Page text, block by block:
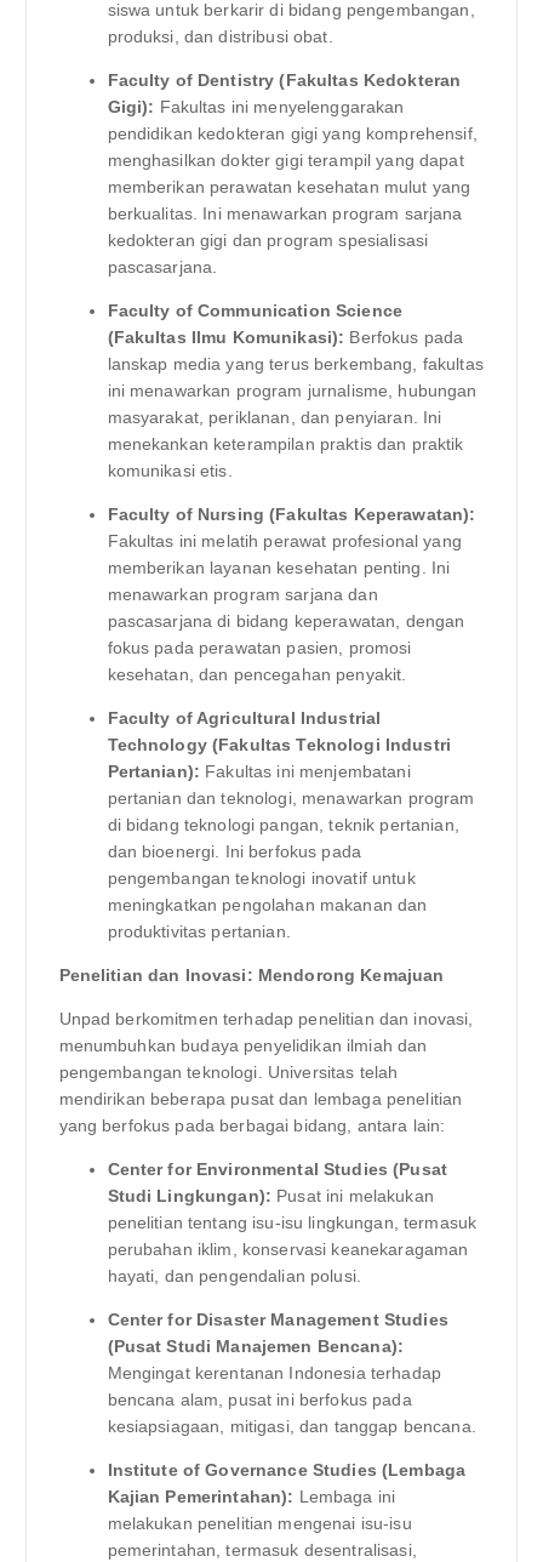
siswa untuk berkarir di bidang pengembangan,
produksi, dan distribusi obat.
Faculty of Dentistry (Fakultas Kedokteran
Gigi): Fakultas ini menyelenggarakan
pendidikan kedokteran gigi yang komprehensif,
menghasilkan dokter gigi terampil yang dapat
memberikan perawatan kesehatan mulut yang
berkualitas. Ini menawarkan program sarjana
kedokteran gigi dan program spesialisasi
pascasarjana.
Faculty of Communication Science
(Fakultas Ilmu Komunikasi): Berfokus pada
lanskap media yang terus berkembang, fakultas
ini menawarkan program jurnalisme, hubungan
masyarakat, periklanan, dan penyiaran. Ini
menekankan keterampilan praktis dan praktik
komunikasi etis.
Faculty of Nursing (Fakultas Keperawatan):
Fakultas ini melatih perawat profesional yang
memberikan layanan kesehatan penting. Ini
menawarkan program sarjana dan
pascasarjana di bidang keperawatan, dengan
fokus pada perawatan pasien, promosi
kesehatan, dan pencegahan penyakit.
Faculty of Agricultural Industrial
Technology (Fakultas Teknologi Industri
Pertanian): Fakultas ini menjembatani
pertanian dan teknologi, menawarkan program
di bidang teknologi pangan, teknik pertanian,
dan bioenergi. Ini berfokus pada
pengembangan teknologi inovatif untuk
meningkatkan pengolahan makanan dan
produktivitas pertanian.
Penelitian dan Inovasi: Mendorong Kemajuan
Unpad berkomitmen terhadap penelitian dan inovasi,
menumbuhkan budaya penyelidikan ilmiah dan
pengembangan teknologi. Universitas telah
mendirikan beberapa pusat dan lembaga penelitian
yang berfokus pada berbagai bidang, antara lain:
Center for Environmental Studies (Pusat
Studi Lingkungan): Pusat ini melakukan
penelitian tentang isu-isu lingkungan, termasuk
perubahan iklim, konservasi keanekaragaman
hayati, dan pengendalian polusi.
Center for Disaster Management Studies
(Pusat Studi Manajemen Bencana):
Mengingat kerentanan Indonesia terhadap
bencana alam, pusat ini berfokus pada
kesiapsiagaan, mitigasi, dan tanggap bencana.
Institute of Governance Studies (Lembaga
Kajian Pemerintahan): Lembaga ini
melakukan penelitian mengenai isu-isu
pemerintahan, termasuk desentralisasi,